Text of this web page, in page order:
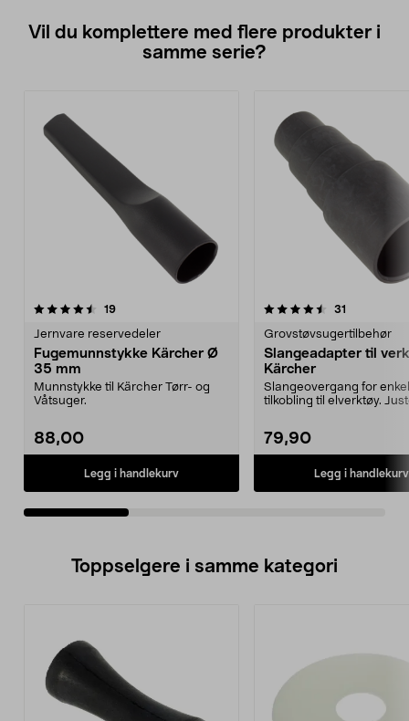
Vil du komplettere med flere produkter i
samme serie?
19anmeldelser
Jernvare reservedeler
Fugemunnstykke Kärcher Ø
35 mm
Munnstykke til Kärcher Tørr- og
Våtsuger.
88,00
Legg i handlekurv
4.5av 5 stjerner 31
Grovstøvsugertilbehør
Slangeadapter til
Kärcher
Slangeovergang for enkel
tilkobling til elverktøy.
79,90
Legg i handlekurv
5.0av 5 stjerner
Toppselgere i samme kategori